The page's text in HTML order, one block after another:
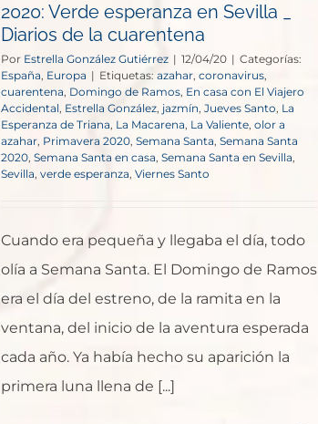
2020: Verde esperanza en Sevilla _
Diarios de la cuarentena
Por Estrella González Gutiérrez | 12/04/20 | Categorías:
España, Europa | Etiquetas: azahar, coronavirus,
cuarentena, Domingo de Ramos, En casa con El Viajero
Accidental, Estrella González, jazmín, Jueves Santo, La
Esperanza de Triana, La Macarena, La Valiente, olor a
azahar, Primavera 2020, Semana Santa, Semana Santa
2020, Semana Santa en casa, Semana Santa en Sevilla,
Sevilla, verde esperanza, Viernes Santo
Cuando era pequeña y llegaba el día, todo
olía a Semana Santa. El Domingo de Ramos
era el día del estreno, de la ramita en la
ventana, del inicio de la aventura esperada
cada año. Ya había hecho su aparición la
primera luna llena de [...]